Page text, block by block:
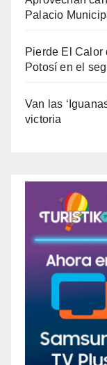
Palacio
Pierde El Calor
Potosí en el
Van las
victoria